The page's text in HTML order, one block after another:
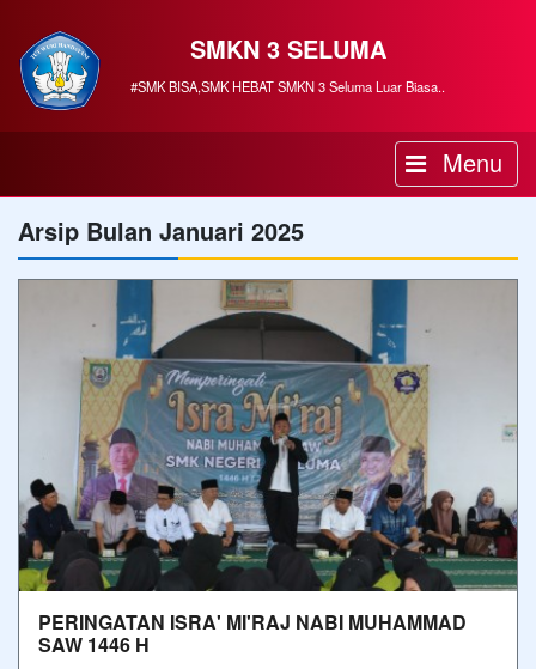
SMKN 3 SELUMA
#SMK BISA,SMK HEBAT SMKN 3 Seluma Luar Biasa..
Menu
Arsip Bulan Januari 2025
PERINGATAN ISRA' MI'RAJ NABI MUHAMMAD
SAW 1446 H